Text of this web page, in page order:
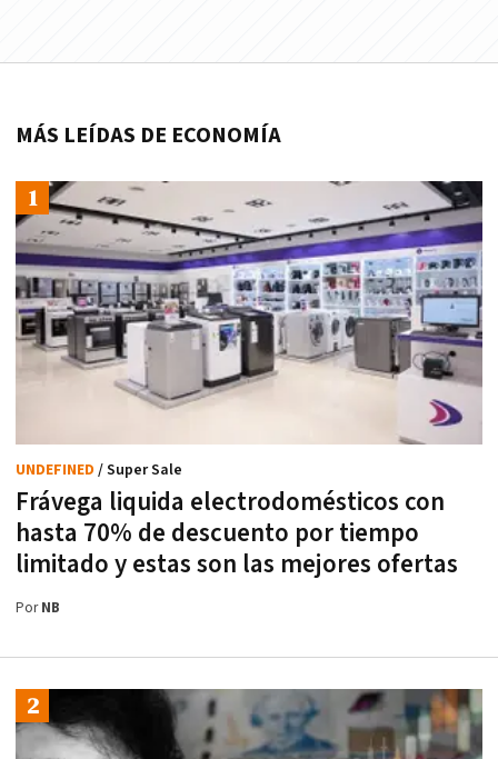
MÁS LEÍDAS DE ECONOMÍA
Frávega liquida electrodomésticos con
hasta 70% de descuento por tiempo
limitado y estas son las mejores ofertas
UNDEFINED / Super Sale
PorNB